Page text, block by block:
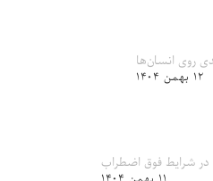
روی انسان‌ها
۱۲ بهمن ۱۴۰۴
در شرایط فوق اضطراب